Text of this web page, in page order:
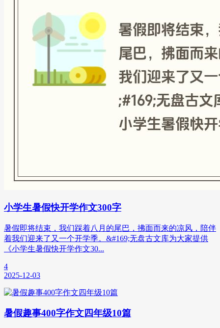
小学生暑假快开学作文300字
暑假即将结束，我们踩着八月的尾巴，拂面而来的凉风，陪伴
着我们迎来了又一个开学季。&#169;无盘古文库为大家提供
《小学生暑假快开学作文30...
4
2025-12-03
暑假趣事400字作文四年级10篇